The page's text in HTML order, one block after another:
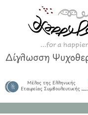
Δίγλωσση
Μέλος της Ελληνικής
Εταιρείας Συμβουλευτικής